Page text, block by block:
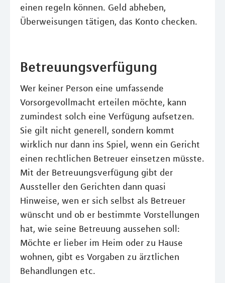
einen regeln können. Geld abheben,
Überweisungen tätigen, das Konto checken.
Betreuungsverfügung
Wer keiner Person eine umfassende
Vorsorgevollmacht erteilen möchte, kann
zumindest solch eine Verfügung aufsetzen.
Sie gilt nicht generell, sondern kommt
wirklich nur dann ins Spiel, wenn ein Gericht
einen rechtlichen Betreuer einsetzen müsste.
Mit der Betreuungsverfügung gibt der
Aussteller den Gerichten dann quasi
Hinweise, wen er sich selbst als Betreuer
wünscht und ob er bestimmte Vorstellungen
hat, wie seine Betreuung aussehen soll:
Möchte er lieber im Heim oder zu Hause
wohnen, gibt es Vorgaben zu ärztlichen
Behandlungen etc.